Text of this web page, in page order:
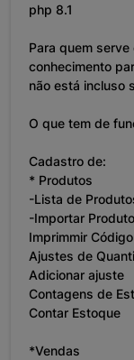
php 8.1
Para quem
conhecimento
não está incluso
O que tem de
Cadastro de:
* Produtos
-Lista de
-Importar
Imprimmir
Ajustes de
Adicionar ajuste
Contagens de
Contar Estoque
*Vendas